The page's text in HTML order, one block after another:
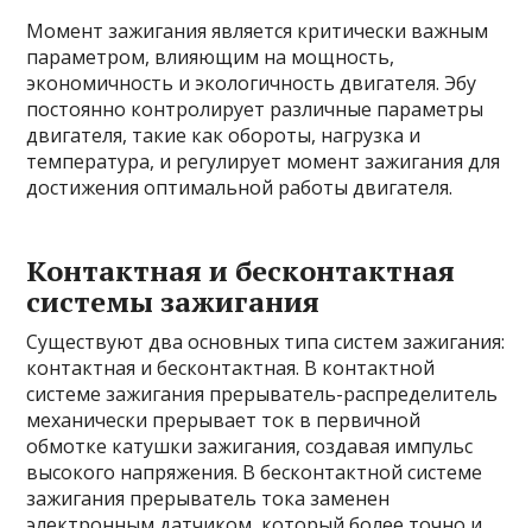
Момент зажигания является критически важным
параметром, влияющим на мощность,
экономичность и экологичность двигателя. Эбу
постоянно контролирует различные параметры
двигателя, такие как обороты, нагрузка и
температура, и регулирует момент зажигания для
достижения оптимальной работы двигателя.
Контактная и бесконтактная
системы зажигания
Существуют два основных типа систем зажигания:
контактная и бесконтактная. В контактной
системе зажигания прерыватель-распределитель
механически прерывает ток в первичной
обмотке катушки зажигания, создавая импульс
высокого напряжения. В бесконтактной системе
зажигания прерыватель тока заменен